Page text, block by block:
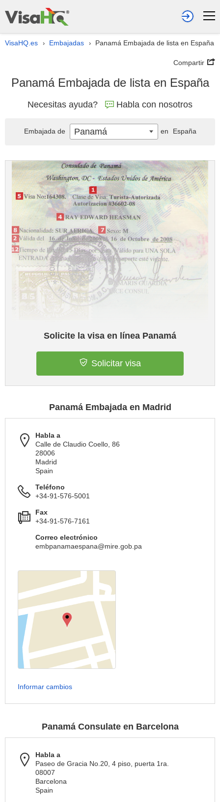
VisaHQ.es › Embajadas › Panamá Embajada de lista en España
Compartir
Panamá Embajada de lista en España
Necesitas ayuda? Habla con nosotros
Solicite la visa en línea Panamá
Solicitar visa
Panamá Embajada en Madrid
Habla a
Calle de Claudio Coello, 86
28006
Madrid
Spain
Teléfono
+34-91-576-5001
Fax
+34-91-576-7161
Correo electrónico
embpanamaespana@mire.gob.pa
Informar cambios
Panamá Consulate en Barcelona
Habla a
Paseo de Gracia No.20, 4 piso, puerta 1ra.
08007
Barcelona
Spain
Embajada de Panamá en España